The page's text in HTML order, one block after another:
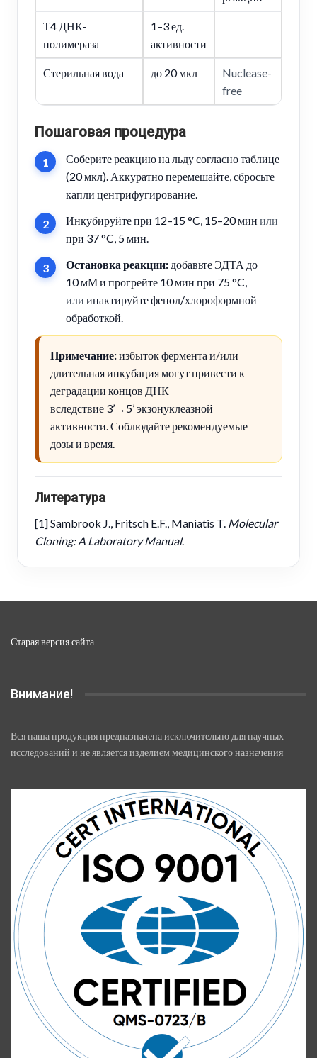
Т4 ДНК-
полимераза
1–3 ед.
активности
Стерильная вода до 20 мкл
Nuclease-
free
Пошаговая процедура
Соберите реакцию на льду согласно таблице
(20 мкл). Аккуратно перемешайте, сбросьте
капли центрифугирование.
Инкубируйте при 12–15 °C, 15–20 мин или
при 37 °C, 5 мин.
Остановка реакции: добавьте ЭДТА до
10 мМ и прогрейте 10 мин при 75 °C,
или инактируйте фенол/хлороформной
обработкой.
Примечание:избыток фермента и/или
длительная инкубация могут привести к
деградации концов ДНК
вследствие 3’→5’ экзонуклеазной
активности. Соблюдайте рекомендуемые
дозы и время.
Литература
[1] Sambrook J., Fritsch E.F., Maniatis T. Molecular
Cloning: A Laboratory Manual.
Старая версия сайта
Внимание!
Вся наша продукция предназначена исключительно для научных
исследований и не является изделием медицинского назначения